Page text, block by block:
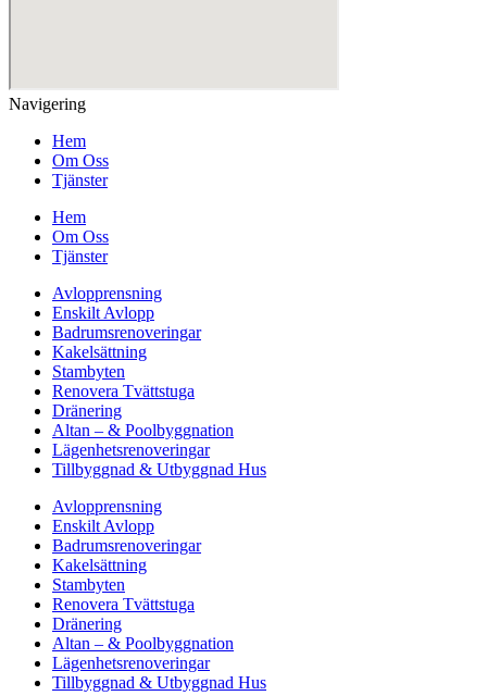
Navigering
Hem
Om Oss
Tjänster
Hem
Om Oss
Tjänster
Avlopprensning
Enskilt Avlopp
Badrumsrenoveringar
Kakelsättning
Stambyten
Renovera Tvättstuga
Dränering
Altan – & Poolbyggnation
Lägenhetsrenoveringar
Tillbyggnad & Utbyggnad Hus
Avlopprensning
Enskilt Avlopp
Badrumsrenoveringar
Kakelsättning
Stambyten
Renovera Tvättstuga
Dränering
Altan – & Poolbyggnation
Lägenhetsrenoveringar
Tillbyggnad & Utbyggnad Hus